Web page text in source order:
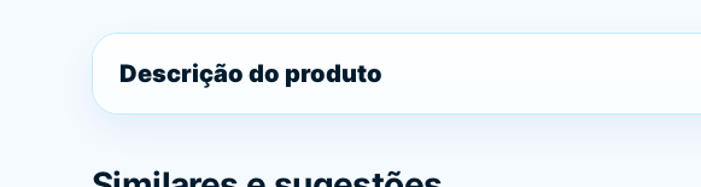
Descrição do produto